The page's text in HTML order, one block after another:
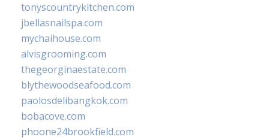
tonyscountrykitchen.com
jbellasnailspa.com
mychaihouse.com
alvisgrooming.com
thegeorginaestate.com
blythewoodseafood.com
paolosdelibangkok.com
bobacove.com
phoone24brookfield.com